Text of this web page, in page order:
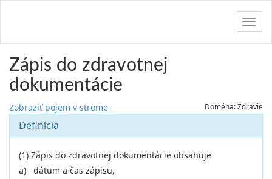
Zápis do zdravotnej
dokumentácie
Zobraziť pojem v strome Doména: Zdravie
Definícia
(1) Zápis do zdravotnej dokumentácie obsahuje
a) dátum a čas zápisu,